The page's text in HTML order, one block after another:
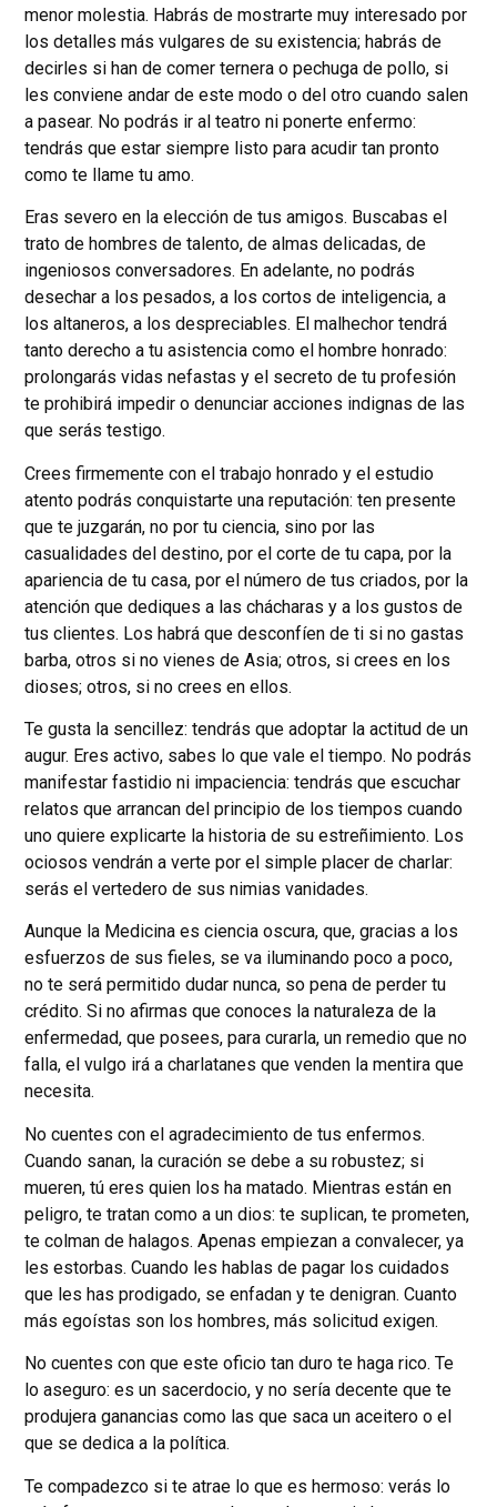
menor molestia. Habrás de mostrarte muy interesado por
los detalles más vulgares de su existencia; habrás de
decirles si han de comer ternera o pechuga de pollo, si
les conviene andar de este modo o del otro cuando salen
a pasear. No podrás ir al teatro ni ponerte enfermo:
tendrás que estar siempre listo para acudir tan pronto
como te llame tu amo.
Eras severo en la elección de tus amigos. Buscabas el
trato de hombres de talento, de almas delicadas, de
ingeniosos conversadores. En adelante, no podrás
desechar a los pesados, a los cortos de inteligencia, a
los altaneros, a los despreciables. El malhechor tendrá
tanto derecho a tu asistencia como el hombre honrado:
prolongarás vidas nefastas y el secreto de tu profesión
te prohibirá impedir o denunciar acciones indignas de las
que serás testigo.
Crees firmemente con el trabajo honrado y el estudio
atento podrás conquistarte una reputación: ten presente
que te juzgarán, no por tu ciencia, sino por las
casualidades del destino, por el corte de tu capa, por la
apariencia de tu casa, por el número de tus criados, por la
atención que dediques a las chácharas y a los gustos de
tus clientes. Los habrá que desconfíen de ti si no gastas
barba, otros si no vienes de Asia; otros, si crees en los
dioses; otros, si no crees en ellos.
Te gusta la sencillez: tendrás que adoptar la actitud de un
augur. Eres activo, sabes lo que vale el tiempo. No podrás
manifestar fastidio ni impaciencia: tendrás que escuchar
relatos que arrancan del principio de los tiempos cuando
uno quiere explicarte la historia de su estreñimiento. Los
ociosos vendrán a verte por el simple placer de charlar:
serás el vertedero de sus nimias vanidades.
Aunque la Medicina es ciencia oscura, que, gracias a los
esfuerzos de sus fieles, se va iluminando poco a poco,
no te será permitido dudar nunca, so pena de perder tu
crédito. Si no afirmas que conoces la naturaleza de la
enfermedad, que posees, para curarla, un remedio que no
falla, el vulgo irá a charlatanes que venden la mentira que
necesita.
No cuentes con el agradecimiento de tus enfermos.
Cuando sanan, la curación se debe a su robustez; si
mueren, tú eres quien los ha matado. Mientras están en
peligro, te tratan como a un dios: te suplican, te prometen,
te colman de halagos. Apenas empiezan a convalecer, ya
les estorbas. Cuando les hablas de pagar los cuidados
que les has prodigado, se enfadan y te denigran. Cuanto
más egoístas son los hombres, más solicitud exigen.
No cuentes con que este oficio tan duro te haga rico. Te
lo aseguro: es un sacerdocio, y no sería decente que te
produjera ganancias como las que saca un aceitero o el
que se dedica a la política.
Te compadezco si te atrae lo que es hermoso: verás lo